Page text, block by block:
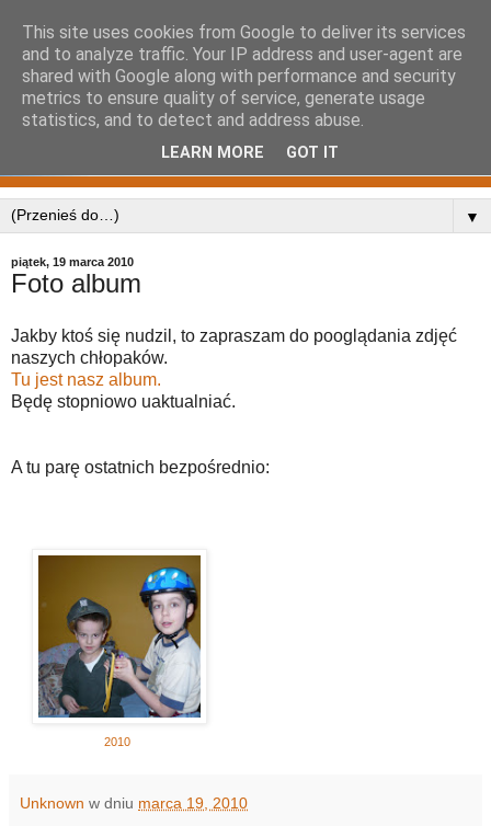
▼
piątek, 19 marca 2010
Foto album
Jakby ktoś się nudzil, to zapraszam do pooglądania zdjęć
naszych chłopaków.
Tu jest nasz album.
Będę stopniowo uaktualniać.
A tu parę ostatnich bezpośrednio:
2010
Unknown w dniu marca 19, 2010
This site uses cookies from Google to deliver its services
and to analyze traffic. Your IP address and user-agent are
shared with Google along with performance and security
metrics to ensure quality of service, generate usage
statistics, and to detect and address abuse.
LEARN MORE GOT IT